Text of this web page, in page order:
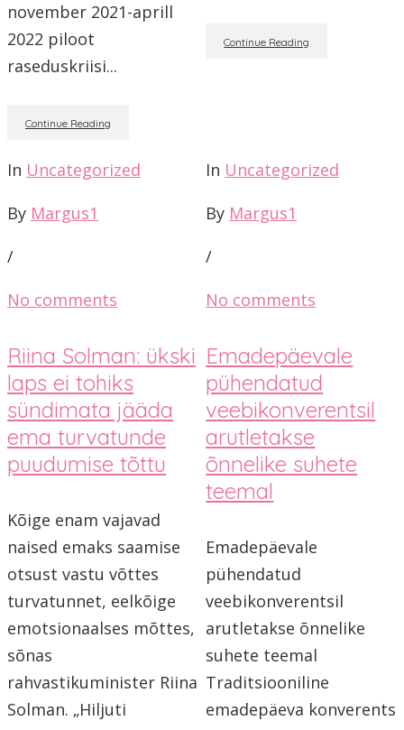
november 2021-aprill
2022 piloot
raseduskriisi...
Continue Reading
Continue Reading
In Uncategorized
By Margus1
/
No comments
Riina Solman: ükski
laps ei tohiks
sündimata jääda
ema turvatunde
puudumise tõttu
Kõige enam vajavad
naised emaks saamise
otsust vastu võttes
turvatunnet, eelkõige
emotsionaalses mõttes,
sõnas
rahvastikuminister Riina
Solman. „Hiljuti
In Uncategorized
By Margus1
/
No comments
Emadepäevale
pühendatud
veebikonverentsil
arutletakse
õnnelike suhete
teemal
Emadepäevale
pühendatud
veebikonverentsil
arutletakse õnnelike
suhete teemal
Traditsiooniline
emadepäeva konverents